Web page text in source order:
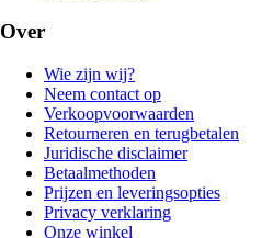
Over
Wie zijn wij?
Neem contact op
Verkoopvoorwaarden
Retourneren en terugbetalen
Juridische disclaimer
Betaalmethoden
Prijzen en leveringsopties
Privacy verklaring
Onze winkel